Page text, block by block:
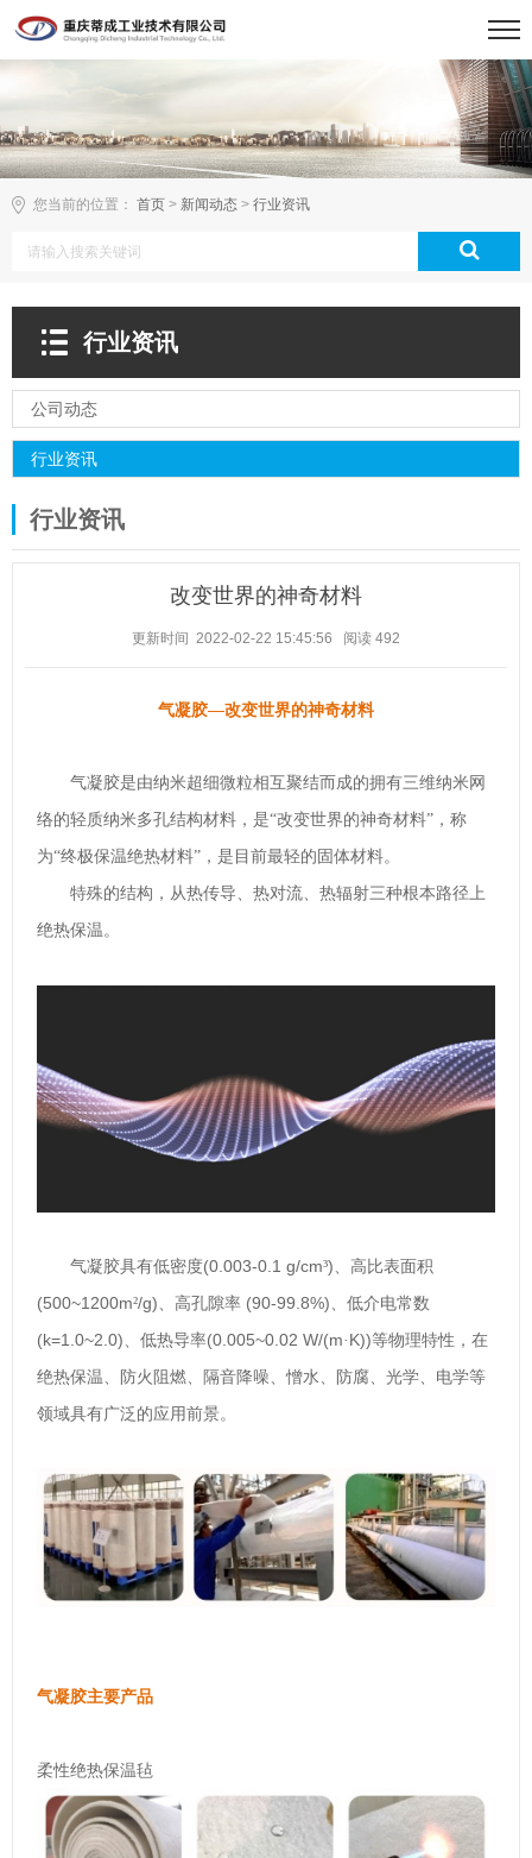
您当前的位置： 首页 > 新闻动态 > 行业资讯
行业资讯
公司动态
行业资讯
行业资讯
改变世界的神奇材料
更新时间 2022-02-22 15:45:56 阅读 492
气凝胶—改变世界的神奇材料
气凝胶是由纳米超细微粒相互聚结而成的拥有三维纳米网
络的轻质纳米多孔结构材料，是“改变世界的神奇材料”，称
为“终极保温绝热材料”，是目前最轻的固体材料。
特殊的结构，从热传导、热对流、热辐射三种根本路径上
绝热保温。
气凝胶具有低密度(0.003-0.1 g/cm³) 、高比表面积
(500~1200m²/g) 、高孔隙率 (90-99.8%) 、低介电常数
(k=1.0~2.0) 、低热导率(0.005~0.02 W/(m· K))等物理特性，在
绝热保温、防火阻燃、隔音降噪、憎水、防腐、光学、电学等
领域具有广泛的应用前景。
气凝胶主要产品
柔性绝热保温毡